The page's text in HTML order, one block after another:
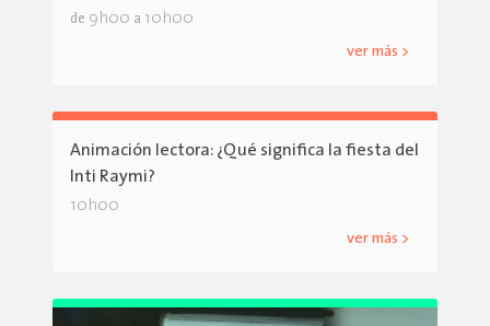
de 9h00 a 10h00
ver más >
Animación lectora: ¿Qué significa la fiesta del
Inti Raymi?
10h00
ver más >